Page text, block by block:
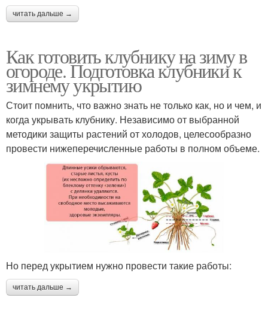
читать дальше →
Как готовить клубнику на зиму в
огороде. Подготовка клубники к
зимнему укрытию
Стоит помнить, что важно знать не только как, но и чем, и
когда укрывать клубнику. Независимо от выбранной
методики защиты растений от холодов, целесообразно
провести нижеперечисленные работы в полном объеме.
Но перед укрытием нужно провести такие работы:
читать дальше →